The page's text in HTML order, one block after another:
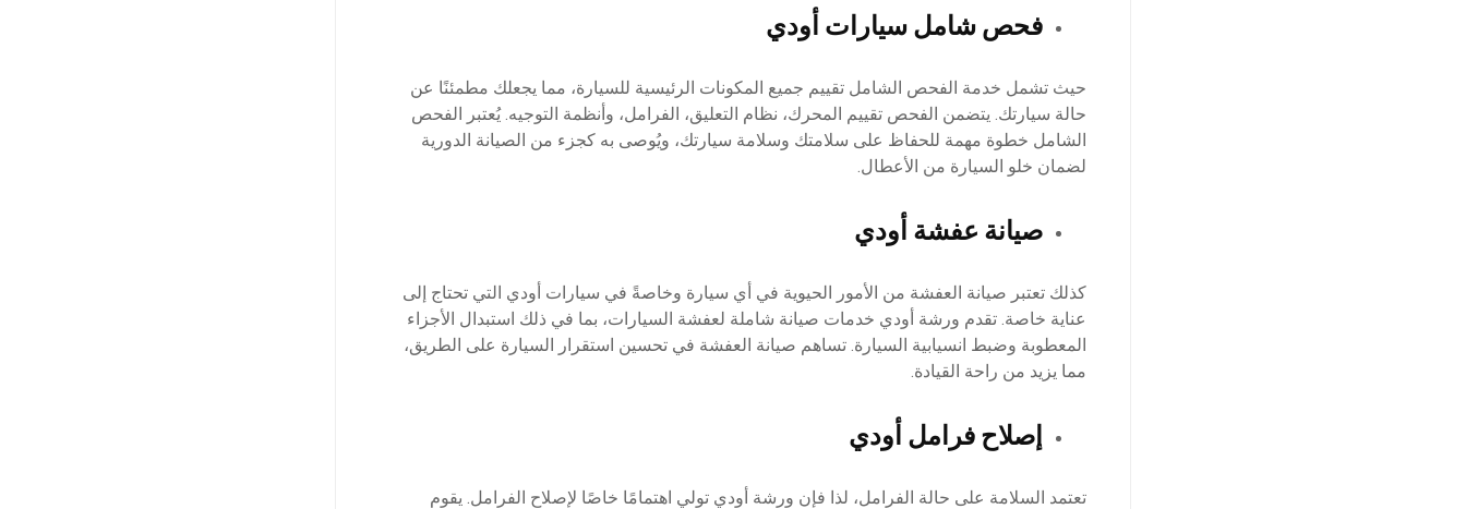
فحص شامل سيارات أودي
حيث تشمل خدمة الفحص الشامل تقييم جميع المكونات الرئيسية للسيارة، مما يجعلك مطمئنًا عن
حالة سيارتك. يتضمن الفحص تقييم المحرك، نظام التعليق، الفرامل، وأنظمة التوجيه. يُعتبر الفحص
الشامل خطوة مهمة للحفاظ على سلامتك وسلامة سيارتك، ويُوصى به كجزء من الصيانة الدورية
لضمان خلو السيارة من الأعطال.
صيانة عفشة أودي
كذلك تعتبر صيانة العفشة من الأمور الحيوية في أي سيارة وخاصةً في سيارات أودي التي تحتاج إلى
عناية خاصة. تقدم ورشة أودي خدمات صيانة شاملة لعفشة السيارات، بما في ذلك استبدال الأجزاء
المعطوبة وضبط انسيابية السيارة. تساهم صيانة العفشة في تحسين استقرار السيارة على الطريق،
مما يزيد من راحة القيادة.
إصلاح فرامل أودي
تعتمد السلامة على حالة الفرامل، لذا فإن ورشة أودي تولي اهتمامًا خاصًا لإصلاح الفرامل. يقوم